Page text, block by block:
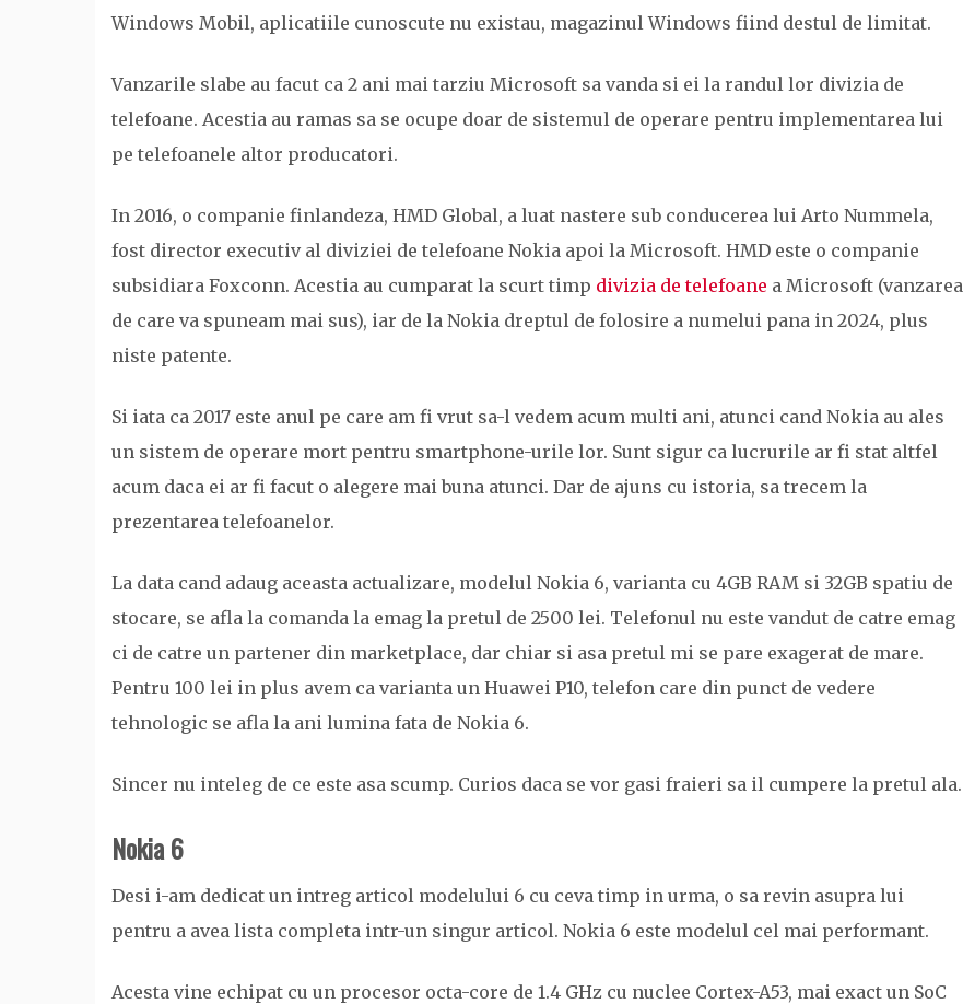
Windows Mobil, aplicatiile cunoscute nu existau, magazinul Windows fiind destul de limitat.
Vanzarile slabe au facut ca 2 ani mai tarziu Microsoft sa vanda si ei la randul lor divizia de
telefoane. Acestia au ramas sa se ocupe doar de sistemul de operare pentru implementarea lui
pe telefoanele altor producatori.
In 2016, o companie finlandeza, HMD Global, a luat nastere sub conducerea lui Arto Nummela,
fost director executiv al diviziei de telefoane Nokia apoi la Microsoft. HMD este o companie
subsidiara Foxconn. Acestia au cumparat la scurt timp divizia de telefoane a Microsoft (vanzarea
de care va spuneam mai sus), iar de la Nokia dreptul de folosire a numelui pana in 2024, plus
niste patente.
Si iata ca 2017 este anul pe care am fi vrut sa-l vedem acum multi ani, atunci cand Nokia au ales
un sistem de operare mort pentru smartphone-urile lor. Sunt sigur ca lucrurile ar fi stat altfel
acum daca ei ar fi facut o alegere mai buna atunci. Dar de ajuns cu istoria, sa trecem la
prezentarea telefoanelor.
La data cand adaug aceasta actualizare, modelul Nokia 6, varianta cu 4GB RAM si 32GB spatiu de
stocare, se afla la comanda la emag la pretul de 2500 lei. Telefonul nu este vandut de catre emag
ci de catre un partener din marketplace, dar chiar si asa pretul mi se pare exagerat de mare.
Pentru 100 lei in plus avem ca varianta un Huawei P10, telefon care din punct de vedere
tehnologic se afla la ani lumina fata de Nokia 6.
Sincer nu inteleg de ce este asa scump. Curios daca se vor gasi fraieri sa il cumpere la pretul ala.
Nokia 6
Desi i-am dedicat un intreg articol modelului 6 cu ceva timp in urma, o sa revin asupra lui
pentru a avea lista completa intr-un singur articol. Nokia 6 este modelul cel mai performant.
Acesta vine echipat cu un procesor octa-core de 1.4 GHz cu nuclee Cortex-A53, mai exact un SoC